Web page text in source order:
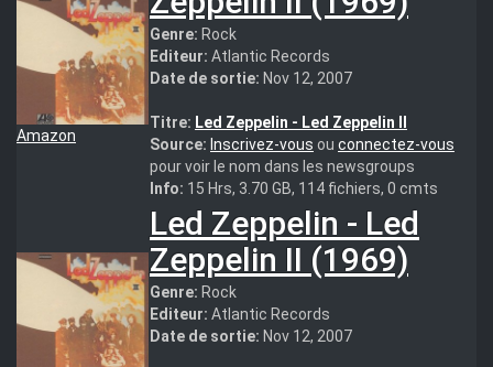
Amazon
Genre: Rock
Editeur: Atlantic Records
Date de sortie: Nov 12, 2007
Titre: Led Zeppelin - Led Zeppelin II
Source: Inscrivez-vous ou connectez-vous
pour voir le nom dans les newsgroups
Info: 15 Hrs, 3.70 GB, 114 fichiers, 0 cmts
Led Zeppelin - Led
Zeppelin II (1969)
Genre: Rock
Editeur: Atlantic Records
Date de sortie: Nov 12, 2007